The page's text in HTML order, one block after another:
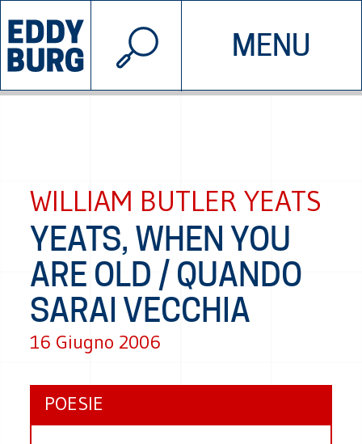
MENU
INIZIATIVE CHI SIAMO
© 2026 EDDYBURG
WILLIAM BUTLER YEATS
YEATS, WHEN YOU
ARE OLD / QUANDO
SARAI VECCHIA
16 Giugno 2006
POESIE